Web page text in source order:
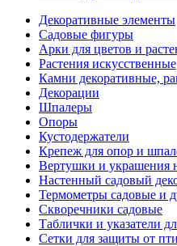
Декоративные элементы
Садовые фигуры
Арки для цветов и
Растения искусственные
Камни декоративные,
Декорации
Шпалеры
Опоры
Кустодержатели
Крепеж для опор и
Вертушки и украшения
Настенный садовый
Термометры садовые и
Скворечники садовые
Таблички и указатели
Сетки для защиты от